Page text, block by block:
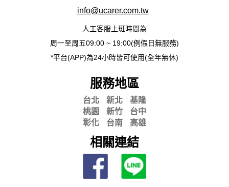
info@ucarer.com.tw
人工客服上班時間為
周一至周五09:00 ~ 19:00(例假日無服務)
*平台(APP)為24小時皆可使用(全年無休)
服務地區
台北 新北
基隆
桃園
新竹
台中
彰化
台南 高雄
相關連結